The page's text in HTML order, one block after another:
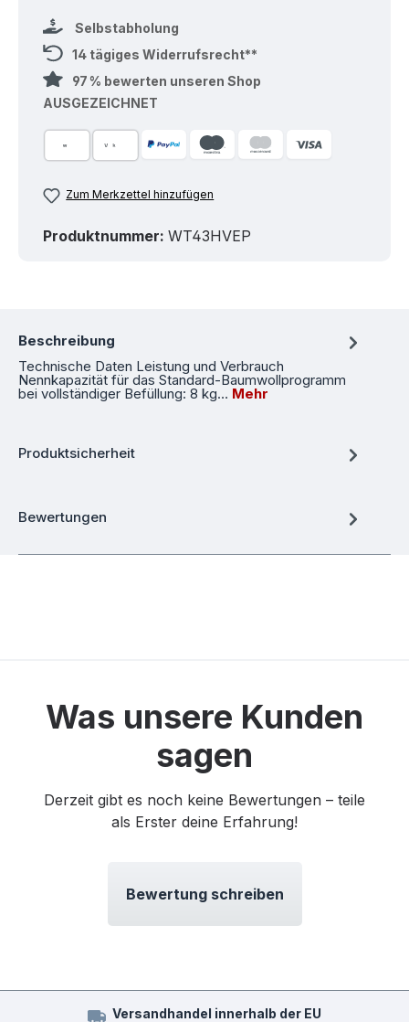
Selbstabholung
14 tägiges Widerrufsrecht**
97 % bewerten unseren Shop
AUSGEZEICHNET
Zum Merkzettel hinzufügen
Produktnummer: WT43HVEP
Beschreibung
Technische Daten Leistung und Verbrauch
Nennkapazität für das Standard-Baumwollprogramm
bei vollständiger Befüllung: 8 kg… Mehr
Produktsicherheit
Bewertungen
Was unsere Kunden
sagen
Derzeit gibt es noch keine Bewertungen – teile
als Erster deine Erfahrung!
Bewertung schreiben
Versandhandel innerhalb der EU